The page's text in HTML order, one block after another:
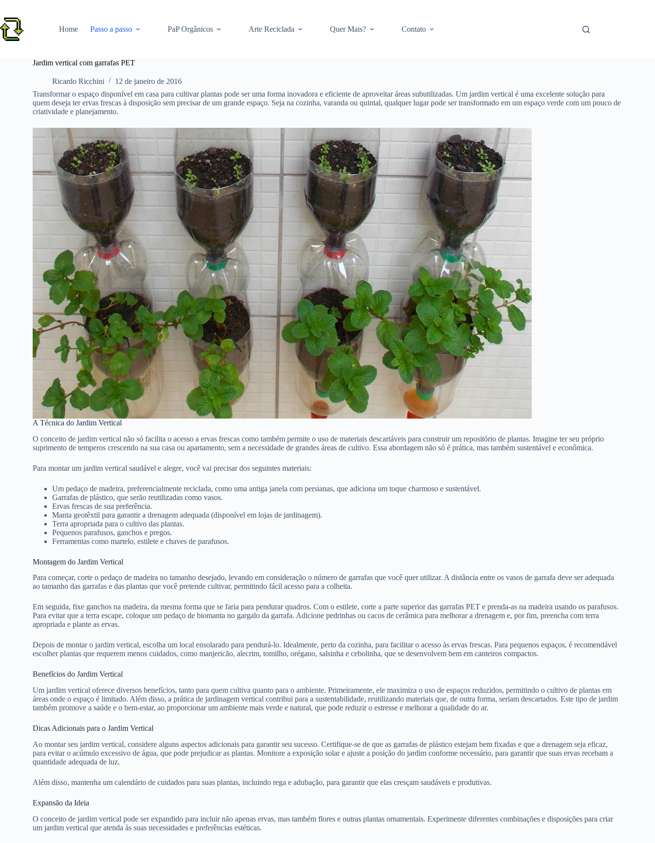
conteúdo
Home Passo a passo PaP Orgânicos Arte Reciclada Quer Mais? Contato
Jardim vertical com garrafas PET
Ricardo Ricchini
12 de janeiro de 2016
Transformar o espaço disponível em casa para cultivar plantas pode ser uma forma inovadora e eficiente de aproveitar áreas subutilizadas. Um jardim vertical é uma excelente solução para
quem deseja ter ervas frescas à disposição sem precisar de um grande espaço. Seja na cozinha, varanda ou quintal, qualquer lugar pode ser transformado em um espaço verde com um pouco de
criatividade e planejamento.
A Técnica do Jardim Vertical
O conceito de jardim vertical não só facilita o acesso a ervas frescas como também permite o uso de materiais descartáveis para construir um repositório de plantas. Imagine ter seu próprio
suprimento de temperos crescendo na sua casa ou apartamento, sem a necessidade de grandes áreas de cultivo. Essa abordagem não só é prática, mas também sustentável e econômica.
Para montar um jardim vertical saudável e alegre, você vai precisar dos seguintes materiais:
Um pedaço de madeira, preferencialmente reciclada, como uma antiga janela com persianas, que adiciona um toque charmoso e sustentável.
Garrafas de plástico, que serão reutilizadas como vasos.
Ervas frescas de sua preferência.
Manta geotêxtil para garantir a drenagem adequada (disponível em lojas de jardinagem).
Terra apropriada para o cultivo das plantas.
Pequenos parafusos, ganchos e pregos.
Ferramentas como martelo, estilete e chaves de parafusos.
Montagem do Jardim Vertical
Para começar, corte o pedaço de madeira no tamanho desejado, levando em consideração o número de garrafas que você quer utilizar. A distância entre os vasos de garrafa deve ser adequada
ao tamanho das garrafas e das plantas que você pretende cultivar, permitindo fácil acesso para a colheita.
Em seguida, fixe ganchos na madeira, da mesma forma que se faria para pendurar quadros. Com o estilete, corte a parte superior das garrafas PET e prenda-as na madeira usando os parafusos.
Para evitar que a terra escape, coloque um pedaço de biomanta no gargalo da garrafa. Adicione pedrinhas ou cacos de cerâmica para melhorar a drenagem e, por fim, preencha com terra
apropriada e plante as ervas.
Depois de montar o jardim vertical, escolha um local ensolarado para pendurá-lo. Idealmente, perto da cozinha, para facilitar o acesso às ervas frescas. Para pequenos espaços, é recomendável
escolher plantas que requerem menos cuidados, como manjericão, alecrim, tomilho, orégano, salsinha e cebolinha, que se desenvolvem bem em canteiros compactos.
Benefícios do Jardim Vertical
Um jardim vertical oferece diversos benefícios, tanto para quem cultiva quanto para o ambiente. Primeiramente, ele maximiza o uso de espaços reduzidos, permitindo o cultivo de plantas em
áreas onde o espaço é limitado. Além disso, a prática de jardinagem vertical contribui para a sustentabilidade, reutilizando materiais que, de outra forma, seriam descartados. Este tipo de jardim
também promove a saúde e o bem-estar, ao proporcionar um ambiente mais verde e natural, que pode reduzir o estresse e melhorar a qualidade do ar.
Dicas Adicionais para o Jardim Vertical
Ao montar seu jardim vertical, considere alguns aspectos adicionais para garantir seu sucesso. Certifique-se de que as garrafas de plástico estejam bem fixadas e que a drenagem seja eficaz,
para evitar o acúmulo excessivo de água, que pode prejudicar as plantas. Monitore a exposição solar e ajuste a posição do jardim conforme necessário, para garantir que suas ervas recebam a
quantidade adequada de luz.
Além disso, mantenha um calendário de cuidados para suas plantas, incluindo rega e adubação, para garantir que elas cresçam saudáveis e produtivas.
Expansão da Ideia
O conceito de jardim vertical pode ser expandido para incluir não apenas ervas, mas também flores e outras plantas ornamentais. Experimente diferentes combinações e disposições para criar
um jardim vertical que atenda às suas necessidades e preferências estéticas.